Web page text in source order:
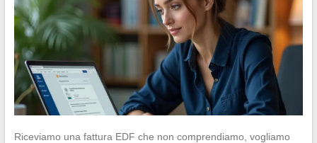
Riceviamo una fattura EDF che non comprendiamo, vogliamo